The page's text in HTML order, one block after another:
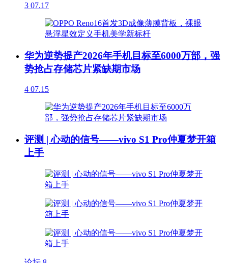
3 07.17
华为逆势提产2026年手机目标至6000万部，强
势抢占存储芯片紧缺期市场
4 07.15
评测 | 心动的信号——vivo S1 Pro仲夏梦开箱
上手